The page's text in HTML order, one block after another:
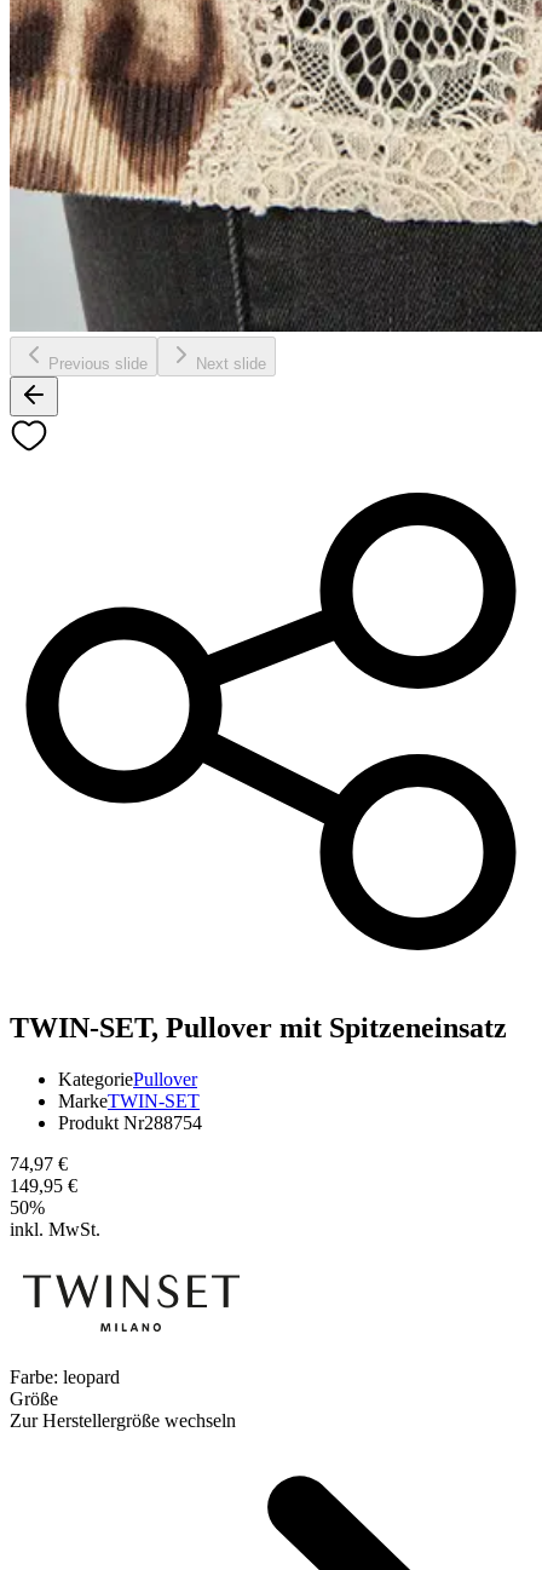
Previous slide Next slide
TWIN-SET, Pullover mit Spitzeneinsatz
KategoriePullover
MarkeTWIN-SET
Produkt Nr288754
74,97 €
149,95 €
50%
inkl. MwSt.
Farbe: leopard
Größe
Zur Herstellergröße wechseln